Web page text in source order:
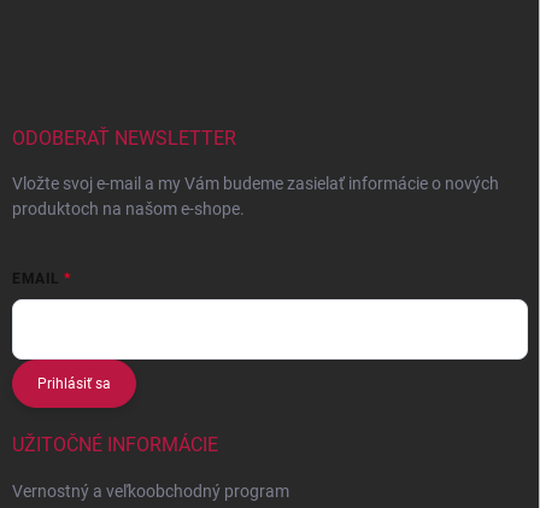
ODOBERAŤ NEWSLETTER
Vložte svoj e-mail a my Vám budeme zasielať informácie o nových
produktoch na našom e-shope.
EMAIL
Prihlásiť sa
UŽITOČNÉ INFORMÁCIE
Vernostný a veľkoobchodný program